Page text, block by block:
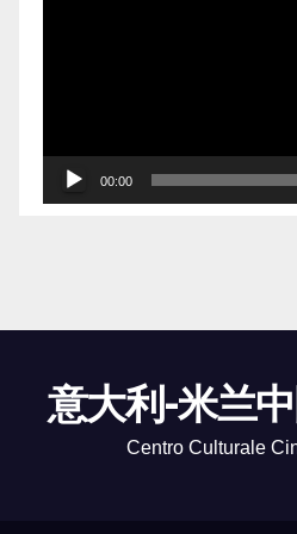
00:00
意大利-米兰
Centro Culturale